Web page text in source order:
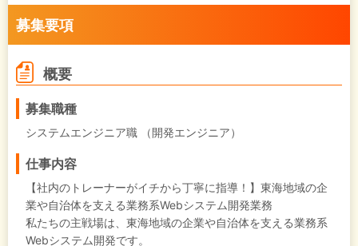
募集要項
概要
募集職種
システムエンジニア職 （開発エンジニア）
仕事内容
【社内のトレーナーがイチから丁寧に指導！】東海地域の企
業や自治体を支える業務系Webシステム開発業務
私たちの主戦場は、東海地域の企業や自治体を支える業務系
Webシステム開発です。